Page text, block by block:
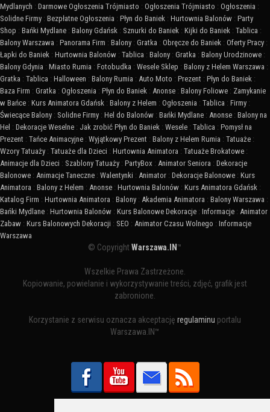
Mydlanych : Darmowe Ogłoszenia Trójmiasto : Ogłoszenia Trójmiasto : Ogłoszenia :
Solidne Firmy : Bezpłatne Ogłoszenia : Płyn do Baniek : Hurtownia Balonów : Party
Shop : Bańki Mydlane : Balony Gdańsk : Sznurki do Baniek : Kijki do Baniek : Tablica :
Balony Warszawa : Panorama Firm : Balony : Gratka : Obręcze do Baniek : Oferty Pracy :
Łapki do Baniek : Hurtownia Balonów : Tablica : Balony : Gratka : Balony Urodzinowe :
Balony Gdynia : Miasto Rumia : Fotobudka : Wesele Sklep : Balony z Helem Warszawa :
Gratka : Tablica : Halloween : Balony Rumia : Auto Moto : Prezent : Płyn do Baniek :
Baza Firm : Gratka : Ogłoszenia : Płyn do Baniek : Anonse : Balony Foliowe : Zamykanie
w Bańce : Kurs Animatora Gdańsk : Balony z Helem : Ogłoszenia : Tablica : Firmy :
Świecące Balony : Solidne Firmy : Hel do Balonów : Bańki Mydlane : Anonse : Balony na
Hel : Dekoracje Weselne : Jak zrobić Płyn do Baniek : Wesele : Tablica : Pomysł na
Prezent : Tańce Animacyjne : Wyjątkowy Prezent : Balony z Helem Rumia : Tatuaże :
Wzory Tatuaży : Tatuaże dla Dzieci : Hurtownia Animatora : Tatuaże Brokatowe :
Animacje dla Dzieci : Szablony Tatuaży : PartyBox : Animator Seniora : Dekoracje
Balonowe : Animacje Taneczne : Walentynki : Animator : Dekoracje Balonowe : Kurs
Animatora : Balony z Helem : Anonse : Hurtownia Balonów : Kurs Animatora Gdańsk :
Katalog Firm : Hurtownia Animatora : Balony : Akademia Animatora : Balony Warszawa :
Bańki Mydlane : Hurtownia Balonów : Kurs Balonowe Dekoracje : Informacje : Animator
Zabaw : Kurs Balonowych Dekoracji : SEO : Animator Czasu Wolnego : Informacje
Warszawa
© CopyrightWarszawa.IN ™
Wszelkie Prawa Zastrzeżone.
Kopiowanie, powielanie i wykorzystywanie treści, zdjęć, grafik jest
zabronione.
Korzystanie z serwisu oznacza akceptację regulaminu portalu
Warszawa.IN™